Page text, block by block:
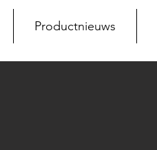
Productnieuws